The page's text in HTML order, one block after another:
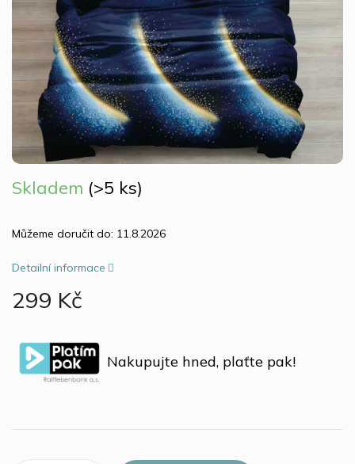
299 Kč
cena:
Nakupujte hned, plaťte pak!
Skladem (>5 ks)
Můžeme doručit do: 11.8.2026
Detailní informace